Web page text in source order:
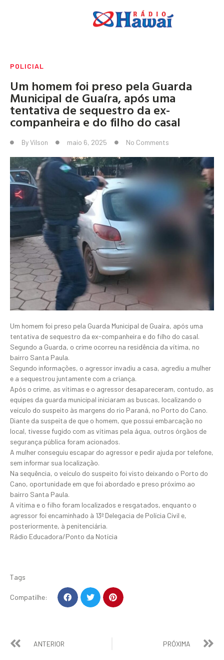
POLICIAL
Um homem foi preso pela Guarda
Municipal de Guaíra, após uma
tentativa de sequestro da ex-
companheira e do filho do casal
ByVilson maio 6, 2025 No Comments
Um homem foi preso pela Guarda Municipal de Guaíra, após uma
tentativa de sequestro da ex-companheira e do filho do casal.
Segundo a Guarda, o crime ocorreu na residência da vítima, no
bairro Santa Paula.
Segundo informações, o agressor invadiu a casa, agrediu a mulher
e a sequestrou juntamente com a criança.
Após o crime, as vítimas e o agressor desapareceram, contudo, as
equipes da guarda municipal iniciaram as buscas, localizando o
veículo do suspeito às margens do rio Paraná, no Porto do Cano.
Diante da suspeita de que o homem, que possui embarcação no
local, tivesse fugido com as vítimas pela água, outros órgãos de
segurança pública foram acionados.
A mulher conseguiu escapar do agressor e pedir ajuda por telefone,
sem informar sua localização.
Na sequência, o veículo do suspeito foi visto deixando o Porto do
Cano, oportunidade em que foi abordado e preso próximo ao
bairro Santa Paula.
A vítima e o filho foram localizados e resgatados, enquanto o
agressor foi encaminhado à 13ª Delegacia de Polícia Civil e,
posteriormente, à penitenciária.
Rádio Educadora/Ponto da Notícia
Tags
Compatilhe:
ANTERIOR PRÓXIMA